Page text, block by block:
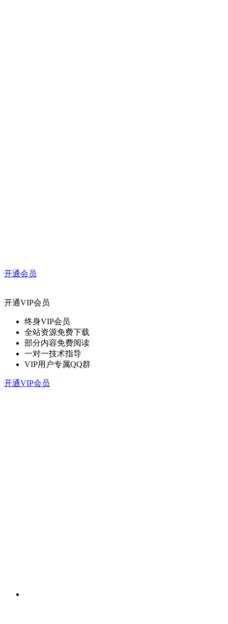
开通会员
开通VIP会员
终身VIP会员
全站资源免费下载
部分内容免费阅读
一对一技术指导
VIP用户专属QQ群
开通VIP会员